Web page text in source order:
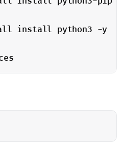
install python3 -y